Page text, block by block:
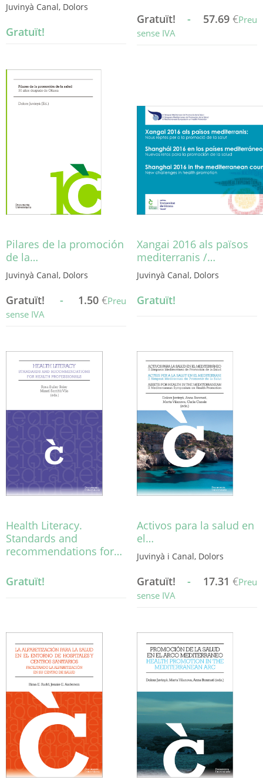
Juvinyà Canal, Dolors
Gratuït!
Gratuït! - 57.69 €Preu
sense IVA
Les
opcions
poden
triar
pàgina
del
Pilares de la promoción
de la…
Juvinyà Canal, Dolors
Gratuït! - 1.50 €Preu
sense IVA
diverses
variants.
opcions
pàgina
del
Xangai 2016 als països
mediterranis /…
Juvinyà Canal, Dolors
Gratuït!
Health Literacy.
Standards and
recommendations for…
Gratuït!
Activos para la salud en
el…
Juvinyà i Canal, Dolors
Gratuït! - 17.31 €Preu
sense IVA
diverses
variants.
Les
opcions
poden
triar
a
la
pàgina